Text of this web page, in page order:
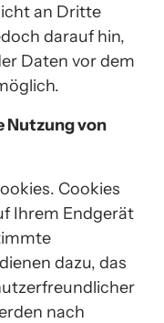
an Dritte
darauf hin,
Daten vor dem
Nutzung von
Cookies
Ihrem Endgerät
dazu, das
nach